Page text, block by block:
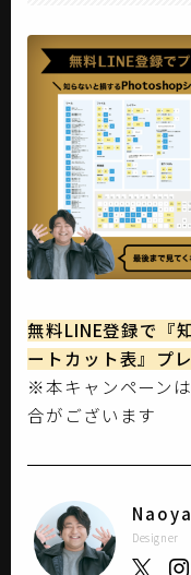
無料LINE登録で『
ートカット表』プ
※本キャンペーン
合がございます
Naoya
Designer